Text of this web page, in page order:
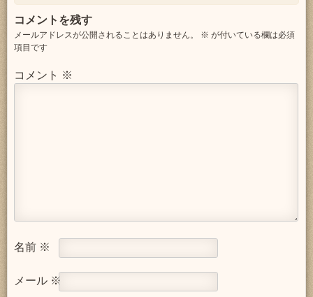
コメントを残す
メールアドレスが公開されることはありません。 ※ が付いている欄は必須
項目です
コメント ※
名前 ※
メール ※